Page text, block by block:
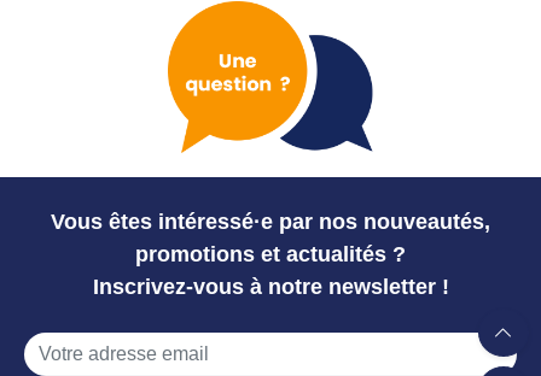
Vous êtes intéressé·e par nos nouveautés,
promotions et actualités ?
Inscrivez-vous à notre newsletter !